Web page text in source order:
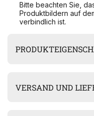
Bitte beachten Sie,
Produktbildern auf
verbindlich ist.
VERSAND UND